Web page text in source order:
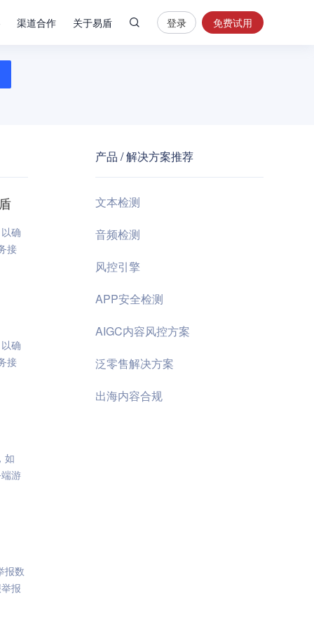
渠道合作 关于易盾
安
全
控
登录 免费试用
确
接
确
接
如
游
报数
报
产品 / 解决方案推荐
文本检测
音频检测
风控引擎
APP安全检测
AIGC内容风控方案
泛零售解决方案
出海内容合规